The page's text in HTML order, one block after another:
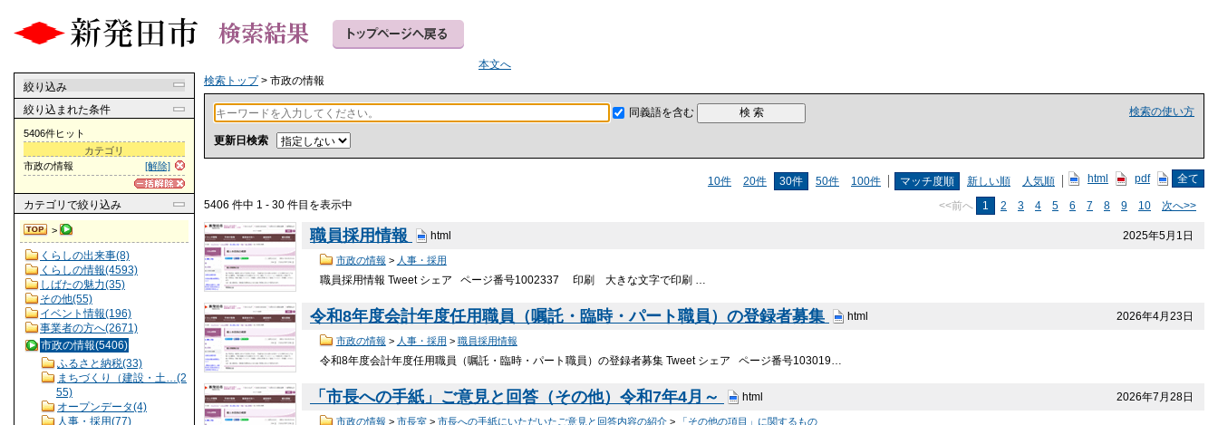
本文へ
絞り込み
絞り込まれた条件
5406件ヒット
カテゴリ
[解除]
市政の情報
カテゴリ で絞り込み
>
くらしの出来事(8)
くらしの情報(4593)
しばたの魅力(35)
その他(55)
イベント情報(196)
事業者の方へ(2671)
市政の情報(5406)
ふるさと納税(33)
まちづくり（建設・土…(2
55)
オープンデータ(4)
人事・採用(77)
検索トップ> 市政の情報
検索の使い方
同義語を含む
更新日検索
10件 20件 30件 50件 100件 マッチ度順 新しい順 人気順 html pdf 全て
5406 件中 1 - 30 件目を表示中 <<前へ 1 2 3 4 5 6 7 8 9 10 次へ>>
2025年5月1日
職員採用情報 html
市政の情報 > 人事・採用
職員採用情報 Tweet シェア ページ番号1002337 印刷 大きな文字で印刷 …
2026年4月23日
令和8年度会計年度任用職員（嘱託・臨時・パート職員）の登録者募集 html
市政の情報 > 人事・採用 > 職員採用情報
令和8年度会計年度任用職員（嘱託・臨時・パート職員）の登録者募集 Tweet シェア ページ番号103019…
2026年7月28日
「市長への手紙」ご意見と回答（その他）令和7年4月～ html
市政の情報 > 市長室> 市長への手紙にいただいたご意見と回答内容の紹介> 「その他の項目」に関するもの